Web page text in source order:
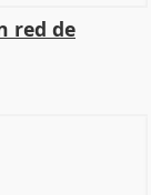
red de